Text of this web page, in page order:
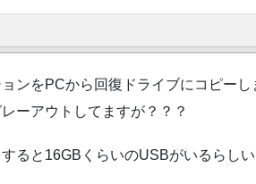
ンをPCから回復ドライブにコピーし
ーアウトしてますが？？？
ると16GBくらいのUSBがいるらしい